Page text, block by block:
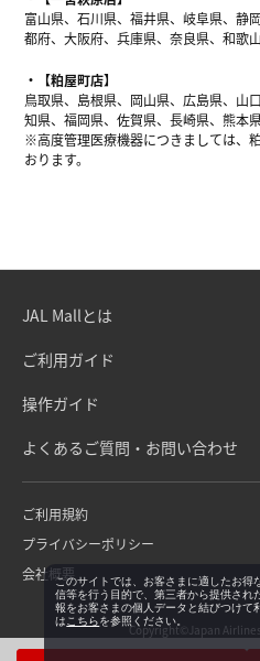
富山県、石川県、福井県、岐阜県、静
都府、大阪府、兵庫県、奈良県、和歌
【粕屋町店】
鳥取県、島根県、岡山県、広島県、山
知県、福岡県、佐賀県、長崎県、熊本
※高度管理医療機器につきましては、
おります。
JAL Mallとは
ご利用ガイド
操作ガイド
よくあるご質問・お問い合わせ
ご利用規約
プライバシーポリシー
会社概要
Copyright©Japan
このサイトでは、お客さまに適したお得
信等を行う目的で、第三者から提供され
報をお客さまの個人データと結びつけて
は こちらを参照ください。